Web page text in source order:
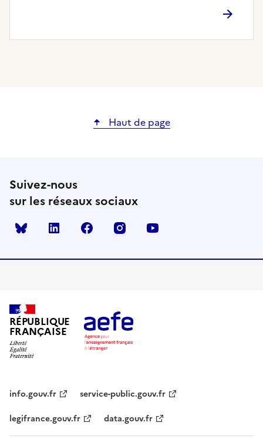
Haut de page
Suivez-nous
sur les réseaux sociaux
Bluesky linkedin facebook instagram
RÉPUBLIQUE
FRANÇAISE
info.gouv.fr
service-public.gouv.fr
legifrance.gouv.fr
data.gouv.fr